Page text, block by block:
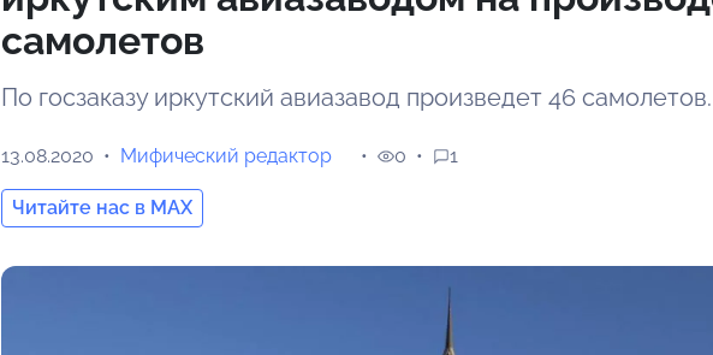
самолетов
По госзаказу иркутский авиазавод произведет 46 самолетов.
13.08.2020 Мифический редактор
Читайте нас в MAX
0 1